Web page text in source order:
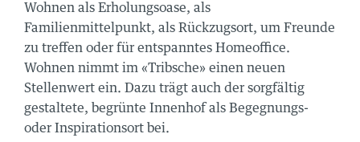
Wohnen als Erholungsoase, als
Familienmittelpunkt, als Rückzugsort, um Freunde
zu treffen oder für entspanntes Homeoffice.
Wohnen nimmt im «Tribsche» einen neuen
Stellenwert ein. Dazu trägt auch der sorgfältig
gestaltete, begrünte Innenhof als Begegnungs-
oder Inspirationsort bei.